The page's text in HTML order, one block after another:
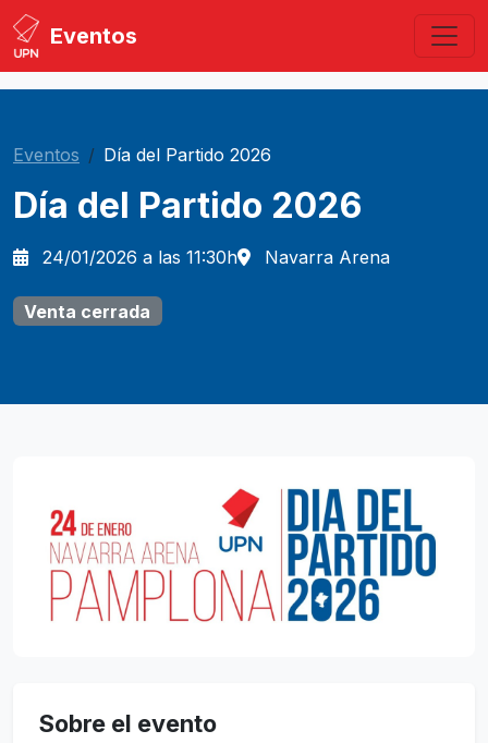
Eventos
Eventos Día del Partido 2026
Día del Partido 2026
24/01/2026 a las 11:30h Navarra Arena
Venta cerrada
Sobre el evento